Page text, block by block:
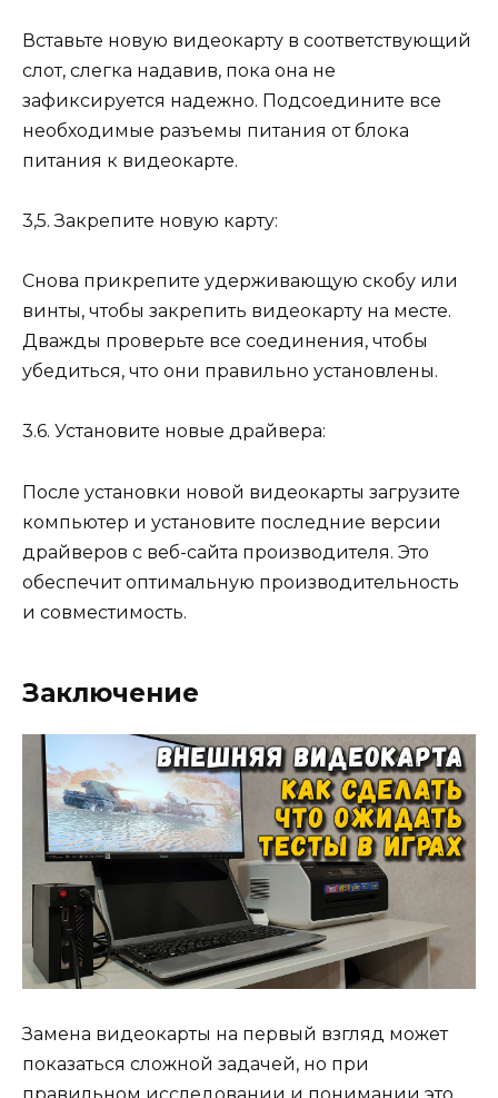
Вставьте новую видеокарту в соответствующий
слот, слегка надавив, пока она не
зафиксируется надежно. Подсоедините все
необходимые разъемы питания от блока
питания к видеокарте.
3,5. Закрепите новую карту:
Снова прикрепите удерживающую скобу или
винты, чтобы закрепить видеокарту на месте.
Дважды проверьте все соединения, чтобы
убедиться, что они правильно установлены.
3.6. Установите новые драйвера:
После установки новой видеокарты загрузите
компьютер и установите последние версии
драйверов с веб-сайта производителя. Это
обеспечит оптимальную производительность
и совместимость.
Заключение
Замена видеокарты на первый взгляд может
показаться сложной задачей, но при